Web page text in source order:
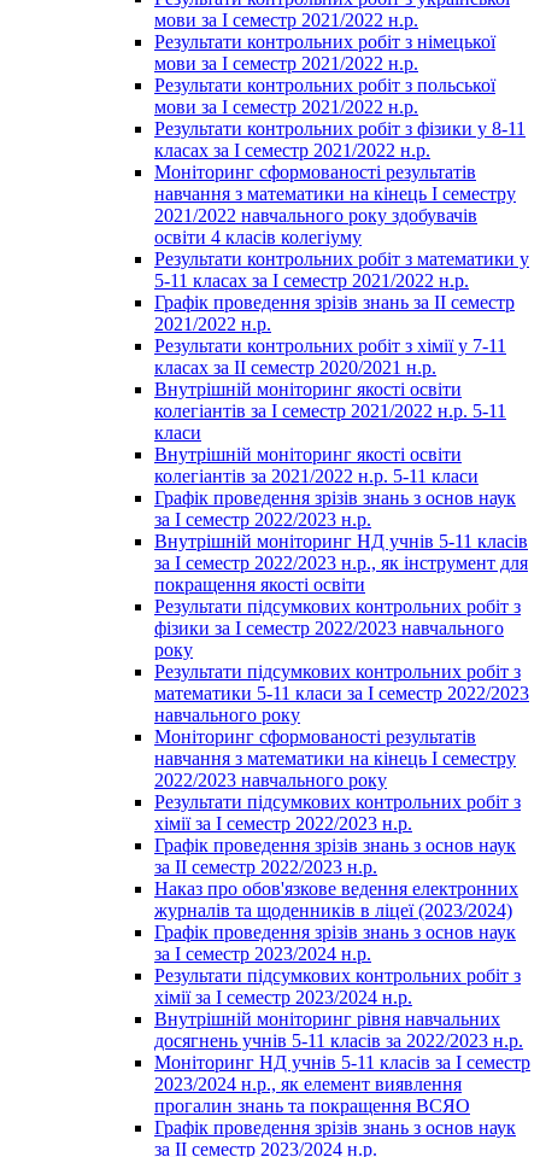
мови за І семестр 2021/2022 н.р.
Результати контрольних робіт з німецької
мови за І семестр 2021/2022 н.р.
Результати контрольних робіт з польської
мови за І семестр 2021/2022 н.р.
Результати контрольних робіт з фізики у 8-11
класах за І семестр 2021/2022 н.р.
Моніторинг сформованості результатів
навчання з математики на кінець І семестру
2021/2022 навчального року здобувачів
освіти 4 класів колегіуму
Результати контрольних робіт з математики у
5-11 класах за І семестр 2021/2022 н.р.
Графік проведення зрізів знань за ІІ семестр
2021/2022 н.р.
Результати контрольних робіт з хімії у 7-11
класах за ІІ семестр 2020/2021 н.р.
Внутрішній моніторинг якості освіти
колегіантів за І семестр 2021/2022 н.р. 5-11
класи
Внутрішній моніторинг якості освіти
колегіантів за 2021/2022 н.р. 5-11 класи
Графік проведення зрізів знань з основ наук
за І семестр 2022/2023 н.р.
Внутрішній моніторинг НД учнів 5-11 класів
за І семестр 2022/2023 н.р., як інструмент для
покращення якості освіти
Результати підсумкових контрольних робіт з
фізики за І семестр 2022/2023 навчального
року
Результати підсумкових контрольних робіт з
математики 5-11 класи за І семестр 2022/2023
навчального року
Моніторинг сформованості результатів
навчання з математики на кінець І семестру
2022/2023 навчального року
Результати підсумкових контрольних робіт з
хімії за І семестр 2022/2023 н.р.
Графік проведення зрізів знань з основ наук
за ІІ семестр 2022/2023 н.р.
Наказ про обов'язкове ведення електронних
журналів та щоденників в ліцеї (2023/2024)
Графік проведення зрізів знань з основ наук
за І семестр 2023/2024 н.р.
Результати підсумкових контрольних робіт з
хімії за І семестр 2023/2024 н.р.
Внутрішній моніторинг рівня навчальних
досягнень учнів 5-11 класів за 2022/2023 н.р.
Моніторинг НД учнів 5-11 класів за І семестр
2023/2024 н.р., як елемент виявлення
прогалин знань та покращення ВСЯО
Графік проведення зрізів знань з основ наук
за ІІ семестр 2023/2024 н.р.